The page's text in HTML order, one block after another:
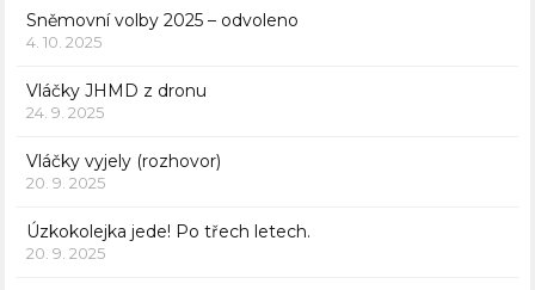
Sněmovní volby 2025 – odvoleno
4. 10. 2025
Vláčky JHMD z dronu
24. 9. 2025
Vláčky vyjely (rozhovor)
20. 9. 2025
Úzkokolejka jede! Po třech letech.
20. 9. 2025